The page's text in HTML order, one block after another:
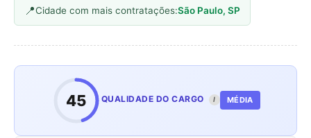
Cidade com mais contratações:São Paulo, SP
45 QUALIDADE DO CARGO I MÉDIA